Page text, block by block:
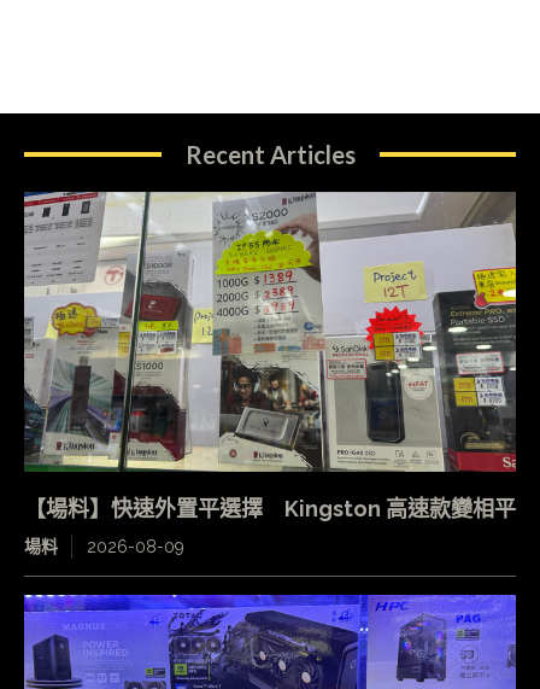
Recent Articles
【場料】快速外置平選擇 Kingston 高速款變相平
場料 2026-08-09